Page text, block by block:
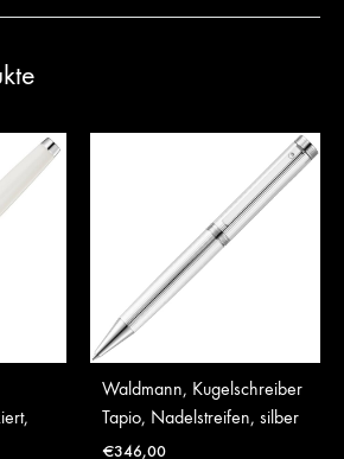
Waldmann, Kugelschreiber
Tapio, Nadelstreifen, silber
€346,00